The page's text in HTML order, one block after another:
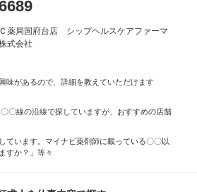
薬局国府台店 シップヘルスケアファーマ
式会社
味があるので、詳細を教えていただけます
〇線の沿線で探していますが、おすすめの店舗
ています。マイナビ薬剤師に載っている〇〇以
すか？」等々